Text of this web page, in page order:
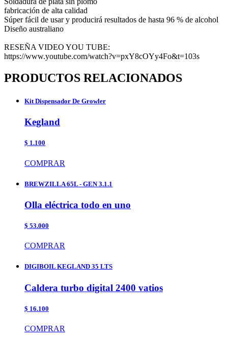
fabricación de alta calidad
Súper fácil de usar y producirá resultados de hasta 96 % de alcohol
Diseño australiano
RESEÑA VIDEO YOU TUBE:
https://www.youtube.com/watch?v=pxY8cOYy4Fo&t=103s
PRODUCTOS RELACIONADOS
Kit Dispensador De Growler
Kegland
$ 1.100
COMPRAR
BREWZILLA 65L - GEN 3.1.1
Olla eléctrica todo en uno
$ 53.000
COMPRAR
DIGIBOIL KEGLAND 35 LTS
Caldera turbo digital 2400 vatios
$ 16.100
COMPRAR